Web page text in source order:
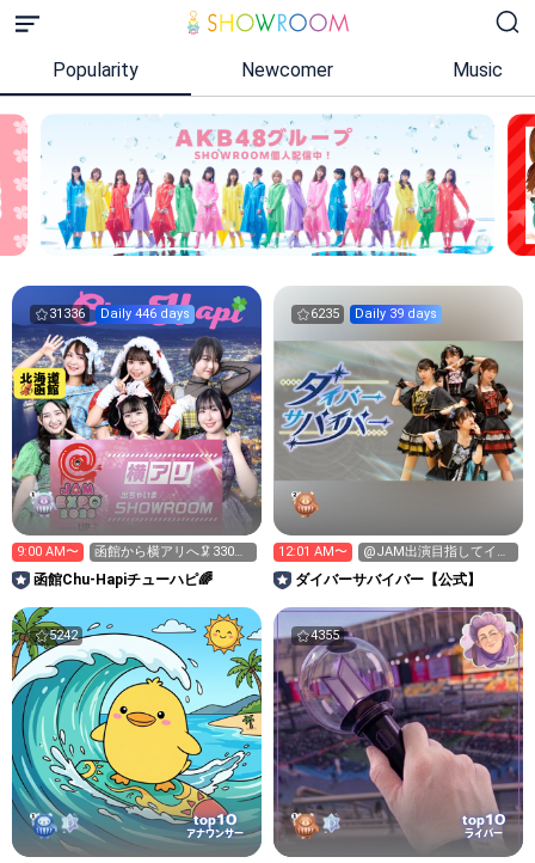
Popularity Newcomer Music
31336 Daily 446 days
9:00 AM〜
函館から横アリへ🦑330万
pt目標！キラ星求！
函館Chu-Hapiチューハピ🌈
6235 Daily 39 days
12:01 AM〜
@JAM出演目指してイベ
ント挑戦中！
‪ダイバーサバイバー【公式】
5242
top10
アナウンサー
4355
top10
ライバー